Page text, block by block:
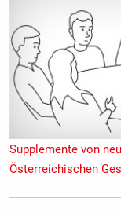
Supplemente von
Österreichischen